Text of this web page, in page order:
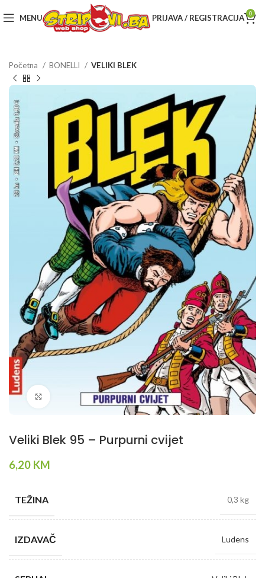
MENU PRIJAVA / REGISTRACIJA 0
Početna BONELLI VELIKI BLEK
Klikni da povečaš
Veliki Blek 95 – Purpurni cvijet
6,20 KM
TEŽINA 0,3 kg
IZDAVAČ Ludens